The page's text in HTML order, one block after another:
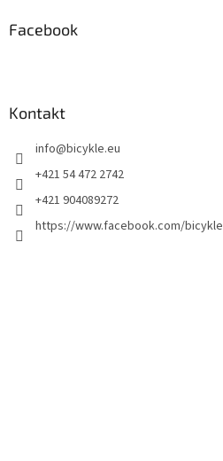
Facebook
Kontakt
info@bicykle.eu
+421 54 472 2742
+421 904089272
https://www.facebook.com/bicykle